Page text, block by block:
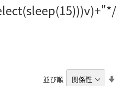
並び順